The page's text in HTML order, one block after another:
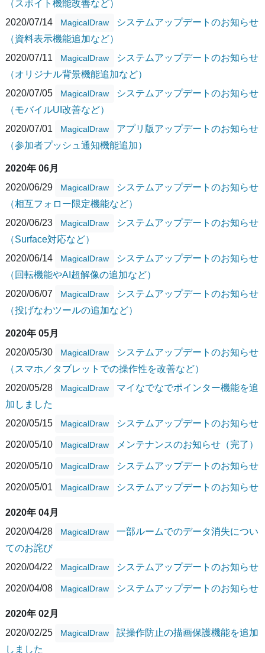
（スポイト機能改善など）
2020/07/14
MagicalDraw
システムアップデートのお知らせ
（資料表示機能追加など）
2020/07/11
MagicalDraw
システムアップデートのお知らせ
（オリジナル背景機能追加など）
2020/07/05
MagicalDraw
システムアップデートのお知らせ
（モバイルUI改善など）
2020/07/01
MagicalDraw
アプリ版アップデートのお知らせ
（参加者プッシュ通知機能追加）
2020年 06月
2020/06/29
MagicalDraw
システムアップデートのお知らせ
（相互フォロー限定機能など）
2020/06/23
MagicalDraw
システムアップデートのお知らせ
（Surface対応など）
2020/06/14
MagicalDraw
システムアップデートのお知らせ
（回転機能やAI超解像の追加など）
2020/06/07
MagicalDraw
システムアップデートのお知らせ
（投げなわツールの追加など）
2020年 05月
2020/05/30
MagicalDraw
システムアップデートのお知らせ
（スマホ／タブレットでの操作性を改善など）
2020/05/28
MagicalDraw
マイなでなでポインター機能を追
加しました
2020/05/15
MagicalDraw システムアップデートのお知らせ
2020/05/10 MagicalDraw メンテナンスのお知らせ（完了）
2020/05/10 MagicalDraw システムアップデートのお知らせ
2020/05/01 MagicalDraw システムアップデートのお知らせ
2020年 04月
2020/04/28
MagicalDraw
一部ルームでのデータ消失につい
てのお詫び
2020/04/22
MagicalDraw システムアップデートのお知らせ
2020/04/08 MagicalDraw システムアップデートのお知らせ
2020年 02月
2020/02/25
MagicalDraw
誤操作防止の描画保護機能を追加
しました